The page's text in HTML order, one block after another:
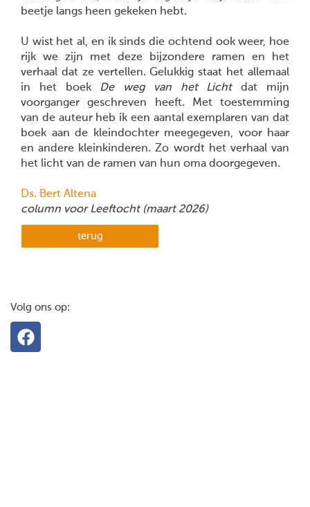
beetje langs heen gekeken hebt.
U wist het al, en ik sinds die ochtend ook weer, hoe
rijk we zijn met deze bijzondere ramen en het
verhaal dat ze vertellen. Gelukkig staat het allemaal
in het boek De weg van het Lichtdat mijn
voorganger geschreven heeft. Met toestemming
van de auteur heb ik een aantal exemplaren van dat
boek aan de kleindochter meegegeven, voor haar
en andere kleinkinderen. Zo wordt het verhaal van
het licht van de ramen van hun oma doorgegeven.
Ds. Bert Altena
column voor Leeftocht (maart 2026)
terug
Volg ons op: